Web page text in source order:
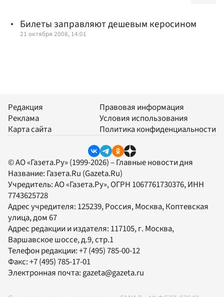
Билеты заправляют дешевым керосином
21 октября 2008, 14:01
Редакция
Реклама
Карта сайта
Правовая информация
Условия использования
Политика конфиденциальности
© АО «Газета.Ру» (1999-2026) – Главные новости дня
Название: Газета.Ru (Gazeta.Ru)
Учредитель:АО «Газета.Ру», ОГРН 1067761730376, ИНН
7743625728
Адрес учредителя: 125239, Россия, Москва, Коптевская
улица, дом 67
Адрес редакции и издателя: 117105, г. Москва,
Варшавское шоссе, д.9, стр.1
Телефон редакции:+7 (495) 785-00-12
Факс:+7 (495) 785-17-01
Электронная почта:gazeta@gazeta.ru